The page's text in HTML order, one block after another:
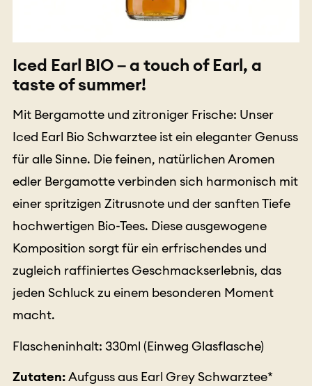
Iced Earl BIO – a touch of Earl, a
taste of summer!
Mit Bergamotte und zitroniger Frische: Unser
Iced Earl Bio Schwarztee ist ein eleganter Genuss
für alle Sinne. Die feinen, natürlichen Aromen
edler Bergamotte verbinden sich harmonisch mit
einer spritzigen Zitrusnote und der sanften Tiefe
hochwertigen Bio-Tees. Diese ausgewogene
Komposition sorgt für ein erfrischendes und
zugleich raffiniertes Geschmackserlebnis, das
jeden Schluck zu einem besonderen Moment
macht.
Flascheninhalt: 330ml (Einweg Glasflasche)
Zutaten:Aufguss aus Earl Grey Schwarztee*